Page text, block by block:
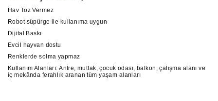
Hav Toz Vermez
Robot süpürge ile kullanıma uygun
Dijital Baskı
Evcil hayvan dostu
Renklerde solma yapmaz
Kullanım Alanları: Antre, mutfak, çocuk odası, balkon, çalışma alanı ve
iç mekânda ferahlık aranan tüm yaşam alanları